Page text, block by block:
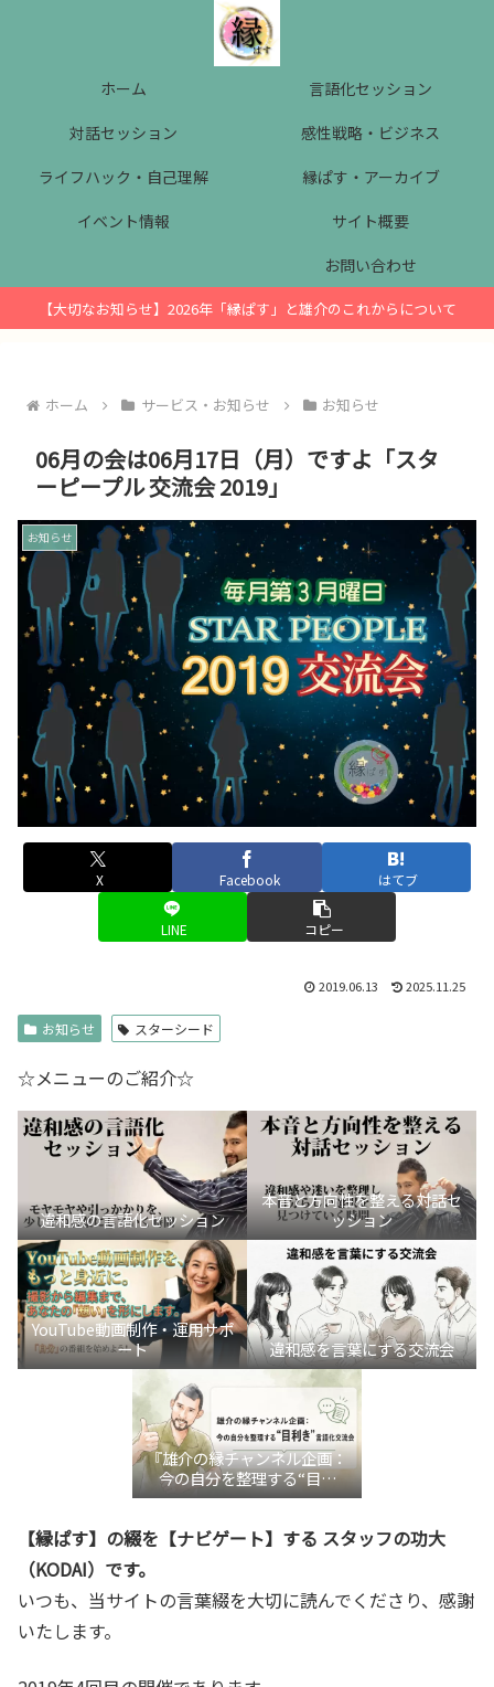
ホーム
言語化セッション
対話セッション
感性戦略・ビジネス
ライフハック・自己理解
縁ぱす・アーカイブ
イベント情報
サイト概要
お問い合わせ
【大切なお知らせ】2026年「縁ぱす」と雄介のこれからについて
ホーム サービス・お知らせ お知らせ
06月の会は06月17日（月）ですよ「スタ
ーピープル 交流会 2019」
お知らせ
X Facebook はてブ
LINE コピー
2019.06.13 2025.11.25
お知らせ スターシード
☆メニューのご紹介☆
違和感の言語化セッション
本音と方向性を整える対話セ
ッション
YouTube動画制作・運用サポ
ート
違和感を言葉にする交流会
『雄介の縁チャンネル企画：
今の自分を整理する“目利
き”言語化交流会』
【縁ぱす】の綴を【ナビゲート】する スタッフの功大
（KODAI）です。
いつも、当サイトの言葉綴を大切に読んでくださり、感謝
いたします。